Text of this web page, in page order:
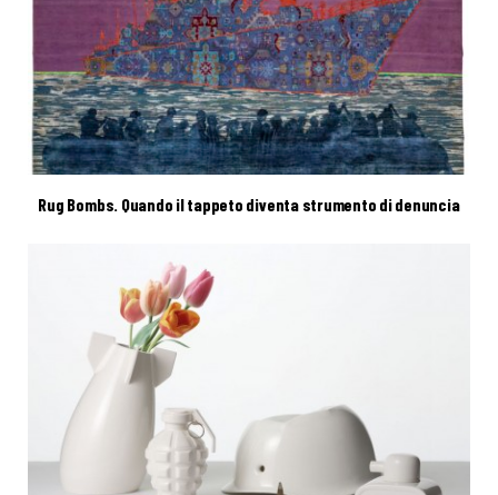
Rug Bombs. Quando il tappeto diventa strumento di denuncia